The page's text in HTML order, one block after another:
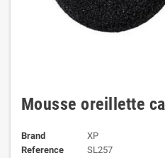
Mousse oreillette
Brand
XP
Reference
SL257